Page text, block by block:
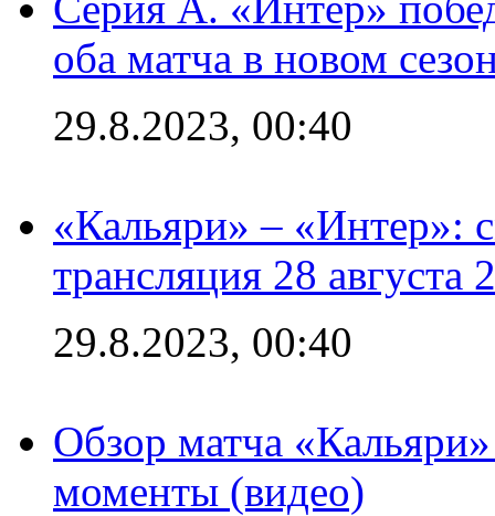
оба матча в новом
29.8.2023, 00:40
«Кальяри» – «Интер»:
трансляция 28 августа
29.8.2023, 00:40
Обзор матча
моменты (видео)